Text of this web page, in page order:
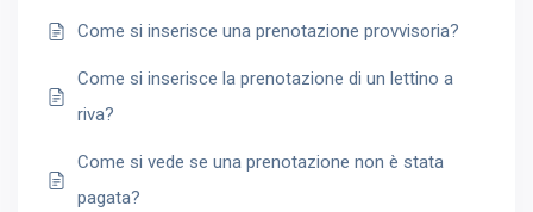
Come si inserisce una prenotazione provvisoria?
Come si inserisce la prenotazione di un lettino a
riva?
Come si vede se una prenotazione non è stata
pagata?